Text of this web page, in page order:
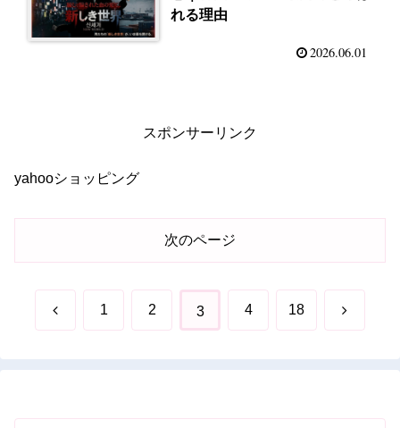
れる理由
2026.06.01
スポンサーリンク
yahooショッピング
次のページ
前 1 2 3 4 18 次